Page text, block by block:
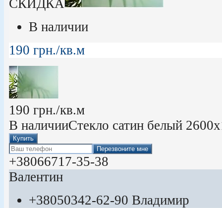
СКИДКА
В наличии
190 грн./кв.м
190 грн./кв.м
В наличииСтекло сатин белый
Купить
Перезвоните мне
+38066717-35-38
Валентин
+38050342-62-90 Владимир